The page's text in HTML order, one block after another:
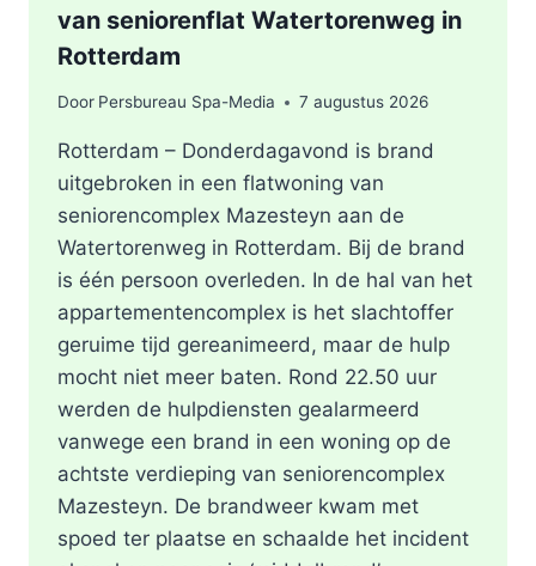
van seniorenflat Watertorenweg in
Rotterdam
Door Persbureau Spa-Media 7 augustus 2026
Rotterdam – Donderdagavond is brand
uitgebroken in een flatwoning van
seniorencomplex Mazesteyn aan de
Watertorenweg in Rotterdam. Bij de brand
is één persoon overleden. In de hal van het
appartementencomplex is het slachtoffer
geruime tijd gereanimeerd, maar de hulp
mocht niet meer baten. Rond 22.50 uur
werden de hulpdiensten gealarmeerd
vanwege een brand in een woning op de
achtste verdieping van seniorencomplex
Mazesteyn. De brandweer kwam met
spoed ter plaatse en schaalde het incident